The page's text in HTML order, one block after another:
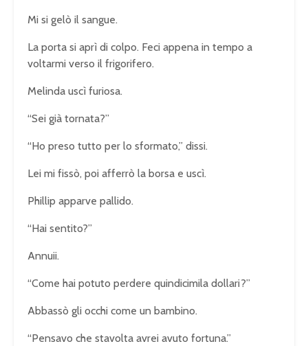
Mi si gelò il sangue.
La porta si aprì di colpo. Feci appena in tempo a
voltarmi verso il frigorifero.
Melinda uscì furiosa.
“Sei già tornata?”
“Ho preso tutto per lo sformato,” dissi.
Lei mi fissò, poi afferrò la borsa e uscì.
Phillip apparve pallido.
“Hai sentito?”
Annuii.
“Come hai potuto perdere quindicimila dollari?”
Abbassò gli occhi come un bambino.
“Pensavo che stavolta avrei avuto fortuna.”